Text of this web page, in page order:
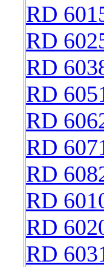
RD
RD
RD
RD
RD
RD
RD
RD
RD
RD